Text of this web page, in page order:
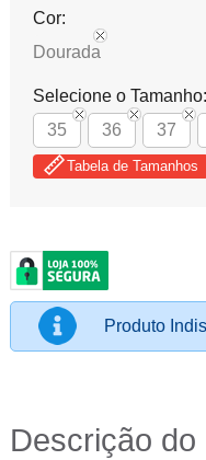
Cor:
Dourada
Selecione o Tamanho:
35
36 37
Tabela de Tamanhos
Produto
Descrição do